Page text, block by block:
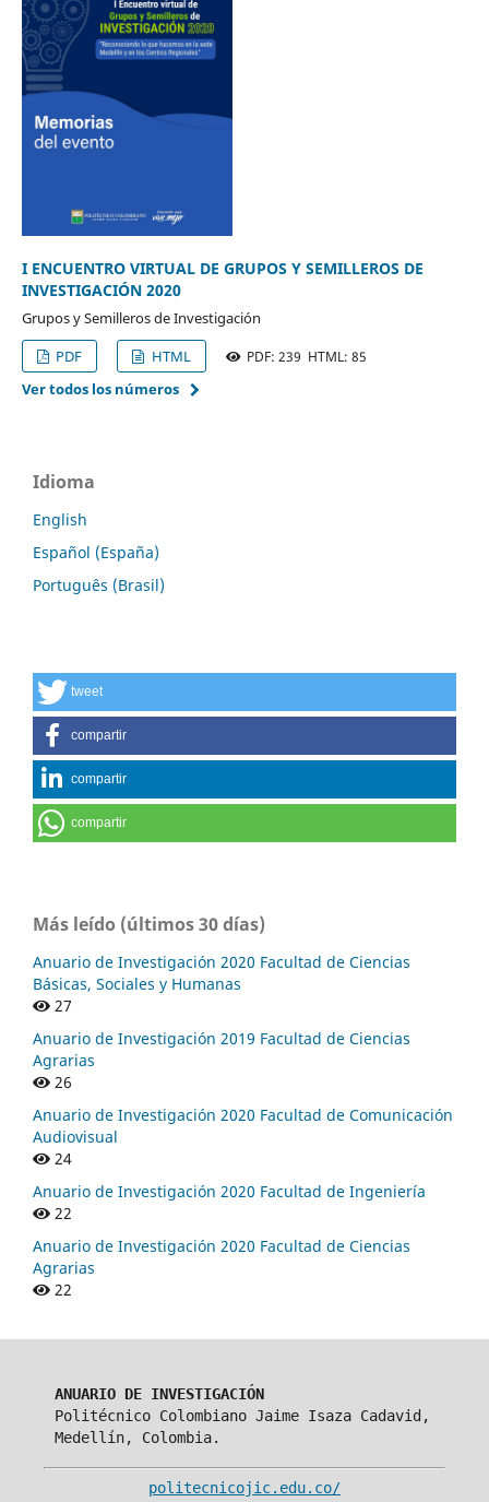
I ENCUENTRO VIRTUAL DE GRUPOS Y SEMILLEROS DE
INVESTIGACIÓN 2020
Grupos y Semilleros de Investigación
PDF
HTML PDF: 239 HTML: 85
Ver todos los números
Idioma
English
Español (España)
Português (Brasil)
tweet
compartir
compartir
compartir
Más leído (últimos 30 días)
Anuario de Investigación 2020 Facultad de Ciencias
Básicas, Sociales y Humanas
27
Anuario de Investigación 2019 Facultad de Ciencias
Agrarias
26
Anuario de Investigación 2020 Facultad de Comunicación
Audiovisual
24
Anuario de Investigación 2020 Facultad de Ingeniería
22
Anuario de Investigación 2020 Facultad de Ciencias
Agrarias
22
ANUARIO DE INVESTIGACIÓN
Politécnico Colombiano Jaime Isaza Cadavid,
Medellín, Colombia.
politecnicojic.edu.co/